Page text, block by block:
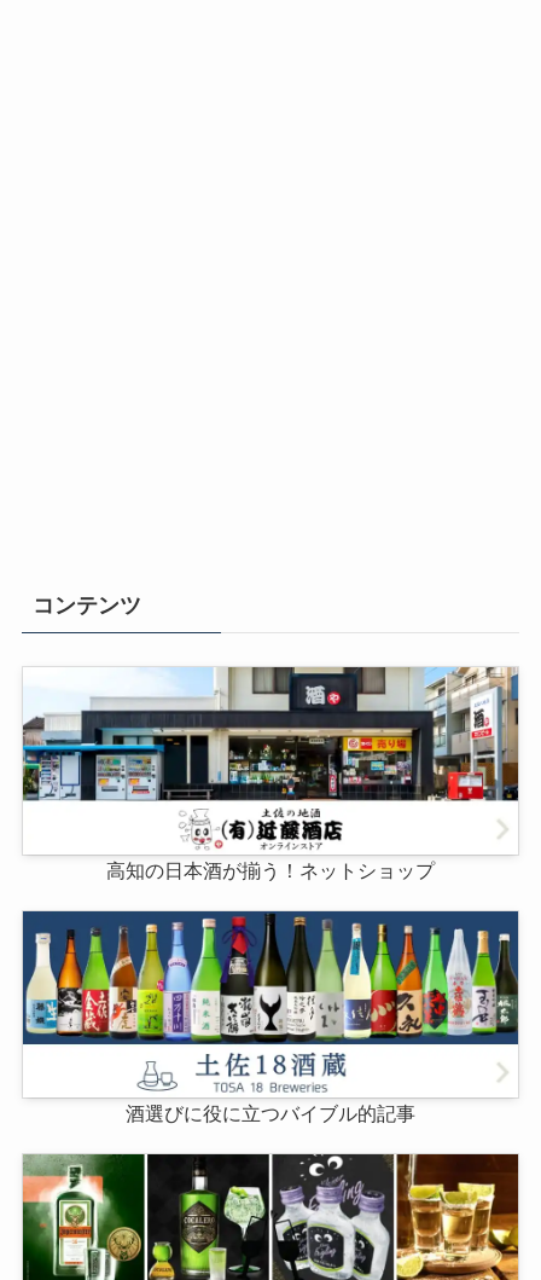
コンテンツ
高知の日本酒が揃う！ネットショップ
酒選びに役に立つバイブル的記事